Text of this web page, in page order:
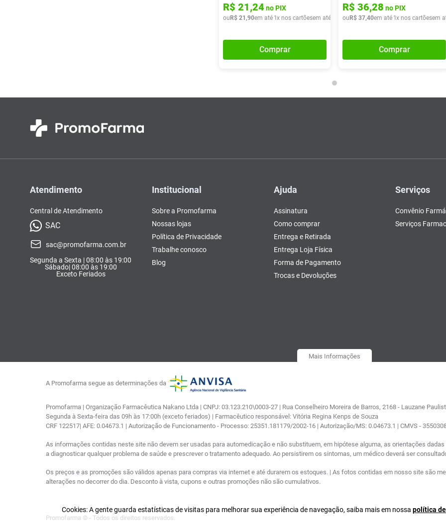
R$ 21,24 no PIX
ou R$ 21 ,90em até 1x nos cartõesem até x deR$ 21,90
Comprar
R$ 36,28 no PIX
ou R$ 37,40em até 1x nos cartõesem
Comprar
Cookies: A gente guarda estatísticas de visitas para melhorar sua experiência de navegação, saiba mais em nossa política
Atendimento
Central de Atendimento
SAC
sac@promofarma.com.br
Segunda a Sexta | 08:00 às 19:00
Sábado| 08:00 às 19:00
Exceto Feriados
Institucional
Sobre a Promofarma
Nossas lojas
Política de Privacidade
Trabalhe conosco
Blog
Ajuda
Assinatura
Como comprar
Entrega e Retirada
Entrega Loja Física
Forma de Pagamento
Trocas e Devoluções
Serviços
Convênio
Serviços
Mais Informações
A Promofarma segue as determinações da
Promofarma | Organização Farmacêutica Nakano Ltda | CNPJ: 03.123.210\0003-27 | Rua Conselheiro Moreira de Barros, 2168 - Lauzane
Segunda à Sexta-feira das 09h às 17:00h (exceto feriados) | Farmacêutico responsável: Vitória Regina Kenps de Souza
CRF 122517| AFE: 0.04673.1 | Autorização de Funcionamento - Processo: 25351.181179/2002-16 | Autorização/MS: 0.04673.1 | CMVS -
As informações contidas neste site não devem ser usadas para automedicação e não substituem, em hipótese alguma, as orientações
a diagnosticar qualquer problema de saúde e prescrever o tratamento adequado. Ao persistirem os sintomas, um médico deverá ser
Os preços e as promoções são válidos apenas para compras via internet e até durarem os estoques. | As fotos contidas em nosso site são
alterações no decorrer do dia. Desconto à vista, cupons e outras promoções não são cumulativos.
Promofarma © - Todos os direitos reservados.